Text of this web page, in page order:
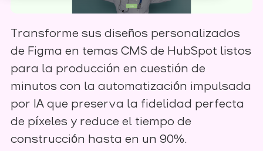
Transforme sus diseños personalizados
de Figma en temas CMS de HubSpot listos
para la producción en cuestión de
minutos con la automatización impulsada
por IA que preserva la fidelidad perfecta
de píxeles y reduce el tiempo de
construcción hasta en un 90%.